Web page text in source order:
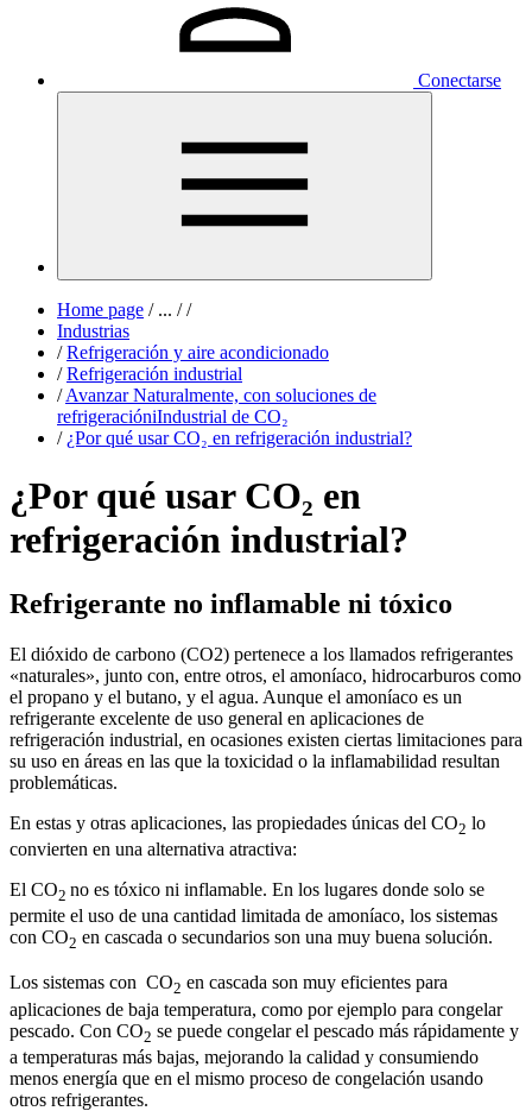
Conectarse
Home page /... / /
Industrias
/ Refrigeración y aire acondicionado
/ Refrigeración industrial
/ Avanzar Naturalmente, con soluciones de
refrigeracióniIndustrial de CO₂
/ ¿Por qué usar CO₂ en refrigeración industrial?
¿Por qué usar CO₂ en
refrigeración industrial?
Refrigerante no inflamable ni tóxico
El dióxido de carbono (CO2) pertenece a los llamados refrigerantes
«naturales», junto con, entre otros, el amoníaco, hidrocarburos como
el propano y el butano, y el agua. Aunque el amoníaco es un
refrigerante excelente de uso general en aplicaciones de
refrigeración industrial, en ocasiones existen ciertas limitaciones para
su uso en áreas en las que la toxicidad o la inflamabilidad resultan
problemáticas.
En estas y otras aplicaciones, las propiedades únicas del CO2 lo
convierten en una alternativa atractiva:
El CO2 no es tóxico ni inflamable. En los lugares donde solo se
permite el uso de una cantidad limitada de amoníaco, los sistemas
con CO2 en cascada o secundarios son una muy buena solución.
Los sistemas con CO2 en cascada son muy eficientes para
aplicaciones de baja temperatura, como por ejemplo para congelar
pescado. Con CO2 se puede congelar el pescado más rápidamente y
a temperaturas más bajas, mejorando la calidad y consumiendo
menos energía que en el mismo proceso de congelación usando
otros refrigerantes.